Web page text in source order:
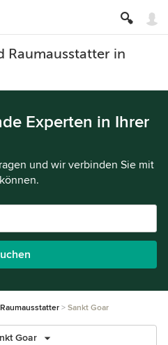
Raumausstatter in
Experten in Ihrer
und wir verbinden Sie mit
Sankt Goar
Goar